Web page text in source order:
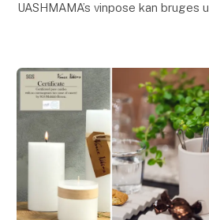
UASHMAMA’s vinpose kan bruges